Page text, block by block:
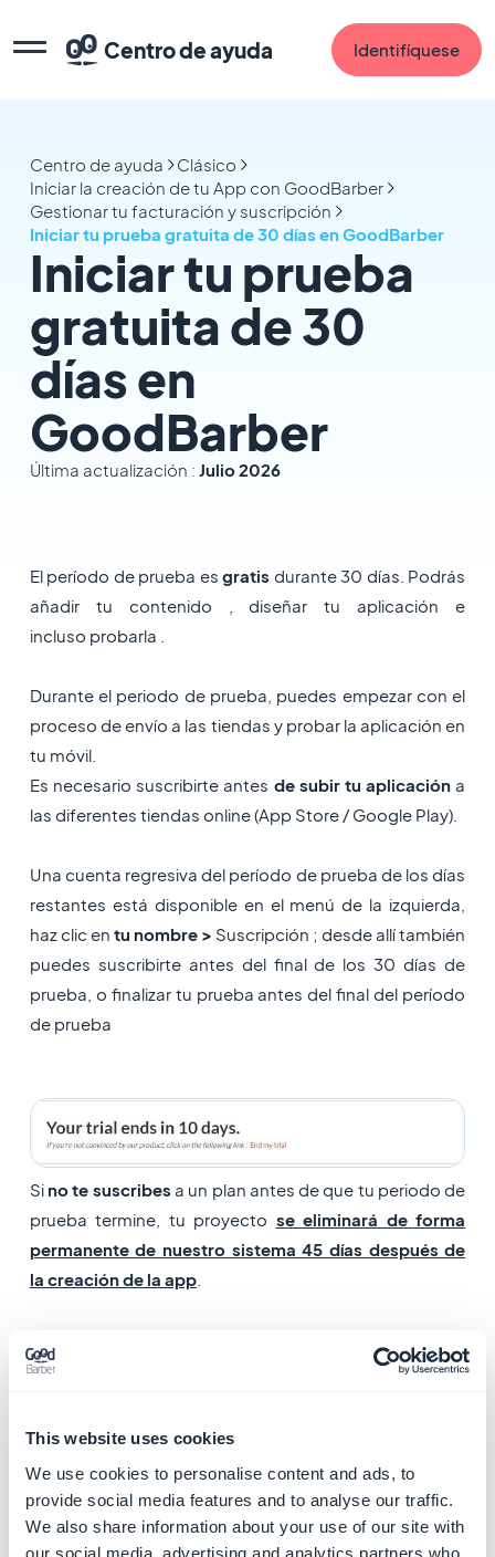
This website uses cookies
We use cookies to personalise content and ads, to
provide social media features and to analyse our traffic.
We also share information about your use of our site with
our social media, advertising and analytics partners who
Centro de ayuda Identifíquese
Centro de ayuda
Clásico
Iniciar la creación de tu App con GoodBarber
Gestionar tu facturación y suscripción
Iniciar tu prueba gratuita de 30 días en GoodBarber
Iniciar tu prueba
gratuita de 30
días en
GoodBarber
Última actualización : Julio 2026
El período de prueba esgratis durante 30 días. Podrás
añadir tu contenido , diseñar tu aplicación e
incluso probarla .
Durante el periodo de prueba, puedes empezar con el
proceso de envío a las tiendas y probar la aplicación en
tu móvil.
Es necesario suscribirte antes de subir tu aplicacióna
las diferentes tiendas online (App Store / Google Play).
Una cuenta regresiva del período de prueba de los días
restantes está disponible en el menú de la izquierda,
haz clic en tu nombre > Suscripción ; desde allí también
puedes suscribirte antes del final de los 30 días de
prueba, o finalizar tu prueba antes del final del período
de prueba
Si no te suscribes a un plan antes de que tu periodo de
prueba termine, tu proyecto se eliminará de forma
permanente de nuestro sistema 45 días después de
la creación de la app.
y pedirnos una
extensión del tiempo de prueba
​-Día 30: Desactivación del proyecto si no
hay suscripción.
​-Día 45: Supresión permanente del proyecto si no